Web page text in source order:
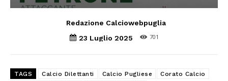
Redazione Calciowebpuglia
23 Luglio 2025
701
TAGS Calcio Dilettanti Calcio Pugliese
Corato Calcio